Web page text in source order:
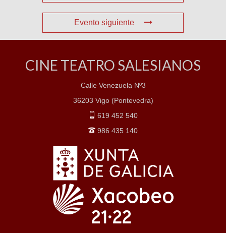
Evento siguiente
CINE TEATRO SALESIANOS
Calle Venezuela Nº3
36203 Vigo (Pontevedra)
619 452 540
986 435 140